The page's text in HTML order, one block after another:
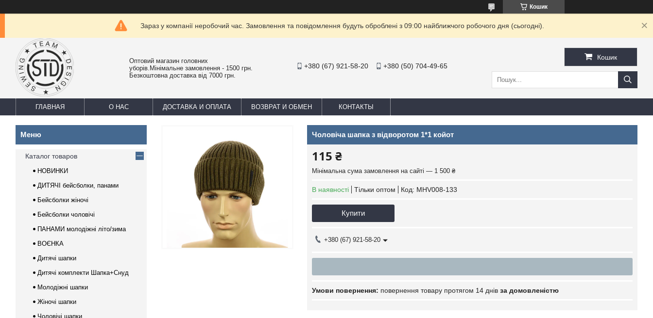
Кошик
Зараз у компанії неробочий час. Замовлення та повідомлення будуть оброблені з 09:00 найближчого робочого дня (сьогодні).
Оптовий магазин головних
уборів.Мінімальне замовлення - 1500 грн.
Безкоштовна доставка від 7000 грн.
+380 (67) 921-58-20 +380 (50) 704-49-65
Кошик
ГЛАВНАЯ О НАС ДОСТАВКА И ОПЛАТА ВОЗВРАТ И ОБМЕН КОНТАКТЫ
Чоловіча шапка з відворотом 1*1 койот
115 ₴
Мінімальна сума замовлення на сайті — 1 500 ₴
В наявності Тільки оптом Код: MHV008-133
Купити
+380 (67) 921-58-20
повернення товару протягом 14 днів за домовленістю
Каталог товаров
НОВИНКИ
ДИТЯЧІ бейсболки, панами
Бейсболки жіночі
Бейсболки чоловічі
ПАНАМИ молодіжні літо/зима
ВОЄНКА
Дитячі шапки
Дитячі комплекти Шапка+Снуд
Молодіжні шапки
Жіночі шапки
Чоловічі шапки